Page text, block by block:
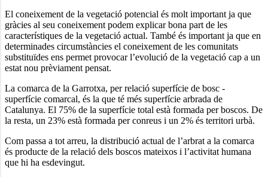
El coneixement de la vegetació potencial és molt important ja que
gràcies al seu coneixement podem explicar bona part de les
característiques de la vegetació actual. També és important ja que en
determinades circumstàncies el coneixement de les comunitats
substituïdes ens permet provocar l’evolució de la vegetació cap a un
estat nou prèviament pensat.
La comarca de la Garrotxa, per relació superfície de bosc -
superfície comarcal, és la que té més superfície arbrada de
Catalunya. El 75% de la superfície total està formada per boscos. De
la resta, un 23% està formada per conreus i un 2% és territori urbà.
Com passa a tot arreu, la distribució actual de l’arbrat a la comarca
és producte de la relació dels boscos mateixos i l’activitat humana
que hi ha esdevingut.